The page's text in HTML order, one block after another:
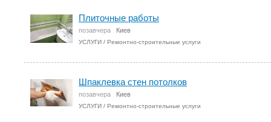
Плиточные работы
позавчера Киев
УСЛУГИ / Ремонтно-строительные услуги
Шпаклевка стен потолков
позавчера Киев
УСЛУГИ / Ремонтно-строительные услуги